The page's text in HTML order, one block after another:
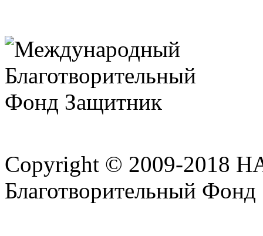
Copyright © 2009-2018
Благотворительный